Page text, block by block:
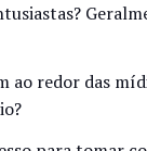
ao redor das